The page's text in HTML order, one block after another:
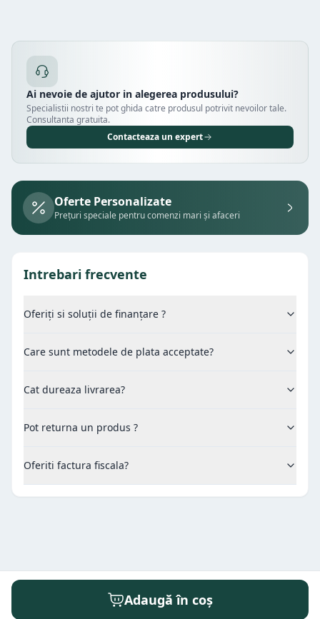
Ai nevoie de ajutor in alegerea produsului?
Specialistii nostri te pot ghida catre produsul potrivit nevoilor tale.
Consultanta gratuita.
Contacteaza un expert
Oferte Personalizate
Prețuri speciale pentru comenzi mari și afaceri
Intrebari frecvente
Oferiți si soluții de finanțare ?
Care sunt metodele de plata acceptate?
Cat dureaza livrarea?
Pot returna un produs ?
Oferiti factura fiscala?
Adaugă în coș